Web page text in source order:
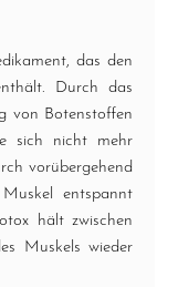
das den
Durch das
von Botenstoffen
sich nicht mehr
vorübergehend
entspannt
hält zwischen
Muskels wieder